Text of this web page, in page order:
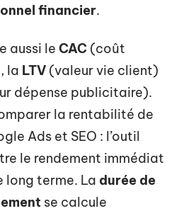
financier.
aussi le CAC (coût
la LTV (valeur vie client)
dépense publicitaire).
la rentabilité de
Ads et SEO : l’outil
le rendement immédiat
long terme. La durée de
se calcule